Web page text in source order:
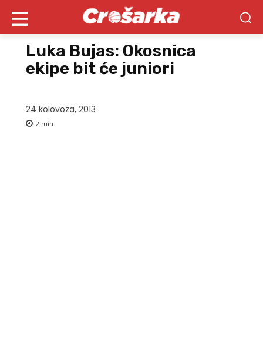
Luka Bujas: Okosnica
ekipe bit će juniori
24 kolovoza, 2013
2 min.